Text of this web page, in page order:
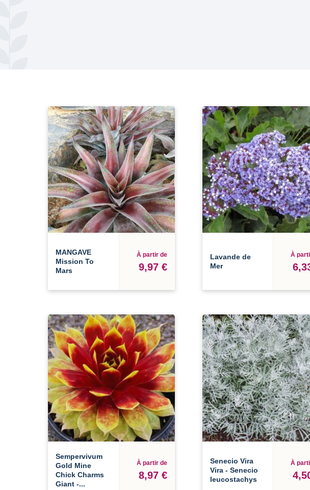
MANGAVE
Mission To
Mars
À partir de
9,97 €
Lavande de
Mer
À
Sempervivum
Gold Mine
Chick Charms
Giant -...
À partir de
8,97 €
Senecio Vira
Vira - Senecio
leucostachys
À